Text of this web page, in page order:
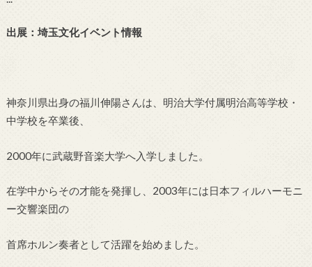
出展： 埼玉文化イベント情報
神奈川県出身の福川伸陽さんは、明治大学付属明治高等学校・
中学校を卒業後、
2000年に武蔵野音楽大学へ入学しました。
在学中からその才能を発揮し、2003年には日本フィルハーモニ
ー交響楽団の
首席ホルン奏者として活躍を始めました。